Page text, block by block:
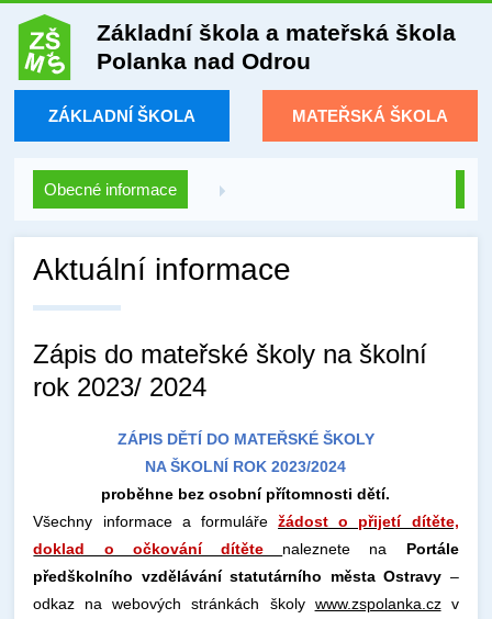
Základní škola a mateřská škola
Polanka nad Odrou
ZÁKLADNÍ ŠKOLA MATEŘSKÁ ŠKOLA
Obecné informace
Aktuální informace
Zápis do mateřské školy na školní
rok 2023/ 2024
ZÁPIS DĚTÍ DO MATEŘSKÉ ŠKOLY
NA ŠKOLNÍ ROK 2023/2024
proběhne bez osobní přítomnosti dětí.
Všechny informace a formulářežádost o přijetí dítěte,
doklad o očkování dítěte
naleznete na Portále
předškolního vzdělávání statutárního města Ostravy –
odkaz na webových stránkách školy www.zspolanka.czv